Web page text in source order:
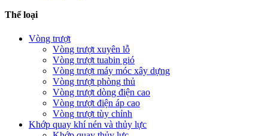
Thể loại
Vòng trượt
Vòng trượt xuyên lỗ
Vòng trượt tuabin gió
Vòng trượt máy móc xây dựng
Vòng trượt phòng thủ
Vòng trượt dòng điện cao
Vòng trượt điện áp cao
Vòng trượt tùy chỉnh
Khớp quay khí nén và thủy lực